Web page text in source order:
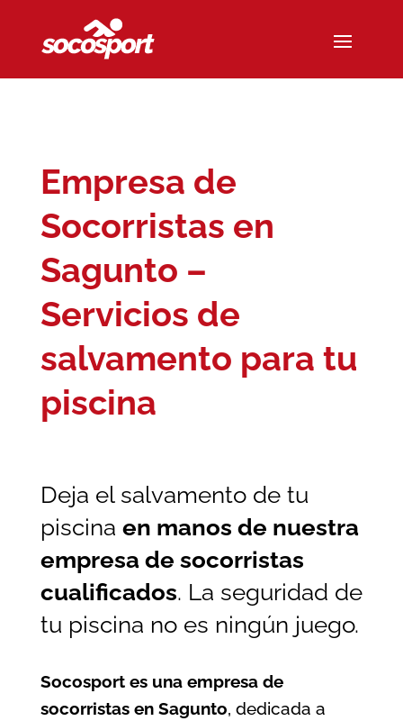
Empresa de
Socorristas en
Sagunto –
Servicios de
salvamento para tu
piscina
Deja el salvamento de tu
piscina en manos de nuestra
empresa de socorristas
cualificados. La seguridad de
tu piscina no es ningún juego.
Socosport es una empresa de
socorristas en Sagunto, dedicada a